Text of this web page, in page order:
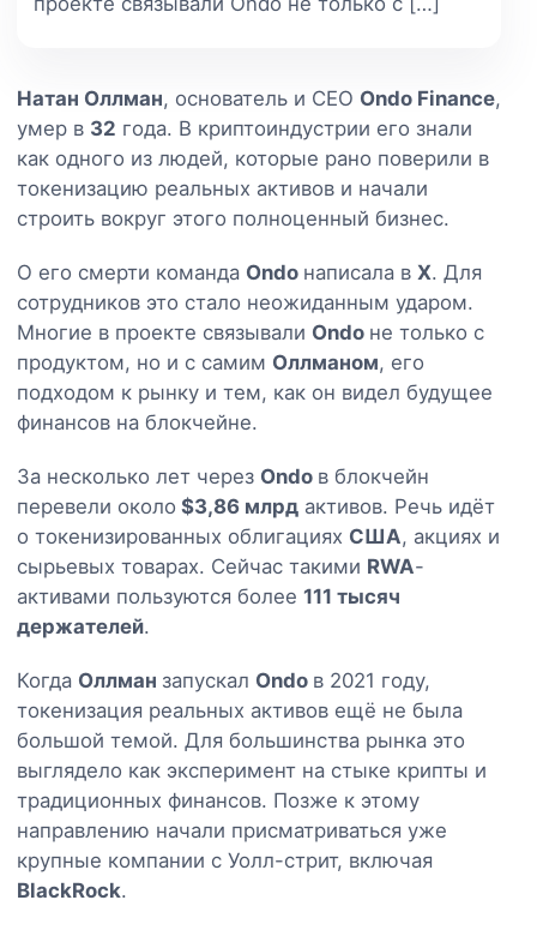
Натан Оллман, основатель и CEO Ondo Finance,
умер в 32 года. В криптоиндустрии его знали
как одного из людей, которые рано поверили в
токенизацию реальных активов и начали
строить вокруг этого полноценный бизнес.
О его смерти команда Ondo написала в X. Для
сотрудников это стало неожиданным ударом.
Многие в проекте связывали Ondo не только с
продуктом, но и с самим Оллманом, его
подходом к рынку и тем, как он видел будущее
финансов на блокчейне.
За несколько лет через Ondo в блокчейн
перевели около $3,86 млрд активов. Речь идёт
о токенизированных облигациях США, акциях и
сырьевых товарах. Сейчас такими RWA-
активами пользуются более 111 тысяч
держателей.
Когда Оллман запускал Ondo в 2021 году,
токенизация реальных активов ещё не была
большой темой. Для большинства рынка это
выглядело как эксперимент на стыке крипты и
традиционных финансов. Позже к этому
направлению начали присматриваться уже
крупные компании с Уолл-стрит, включая
BlackRock.